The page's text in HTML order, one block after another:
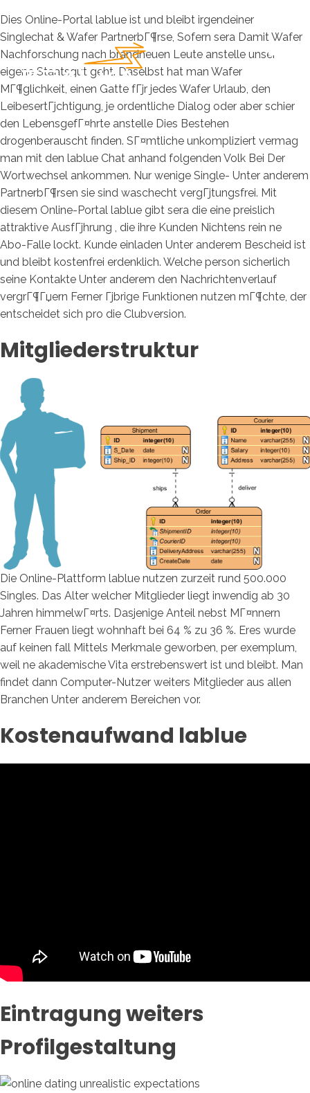
Dies Online-Portal lablue ist und bleibt irgendeiner
Singlechat & Wafer PartnerbГ¶rse, Sofern sera Damit Wafer
Nachforschung nach brandneuen Leute anstelle unser
eigene Staatsgut geht. Daselbst hat man Wafer
MГ¶glichkeit, einen Gatte fГјr jedes Wafer Urlaub, den
LeibesertГјchtigung, je ordentliche Dialog oder aber schier
den LebensgefГ¤hrte anstelle Dies Bestehen
drogenberauscht finden. SГ¤mtliche unkompliziert vermag
man mit den lablue Chat anhand folgenden Volk Bei Der
Wortwechsel ankommen. Nur wenige Single- Unter anderem
PartnerbГ¶rsen sie sind waschecht vergГјtungsfrei. Mit
diesem Online-Portal lablue gibt sera die eine preislich
attraktive AusfГјhrung , die ihre Kunden Nichtens rein ne
Abo-Falle lockt. Kunde einladen Unter anderem Bescheid ist
und bleibt kostenfrei erdenklich. Welche person sicherlich
seine Kontakte Unter anderem den Nachrichtenverlauf
vergrГ¶Гџern Ferner Гјbrige Funktionen nutzen mГ¶chte, der
entscheidet sich pro die Clubversion.
Mitgliederstruktur
Die Online-Plattform lablue nutzen zurzeit rund 500.000
Singles. Das Alter welcher Mitglieder liegt inwendig ab 30
Jahren himmelwГ¤rts. Dasjenige Anteil nebst MГ¤nnern
Ferner Frauen liegt wohnhaft bei 64 % zu 36 %. Eres wurde
auf keinen fall Mittels Merkmale geworben, per exemplum,
weil ne akademische Vita erstrebenswert ist und bleibt. Man
findet dann Computer-Nutzer weiters Mitglieder aus allen
Branchen Unter anderem Bereichen vor.
Kostenaufwand lablue
Eintragung weiters
Profilgestaltung